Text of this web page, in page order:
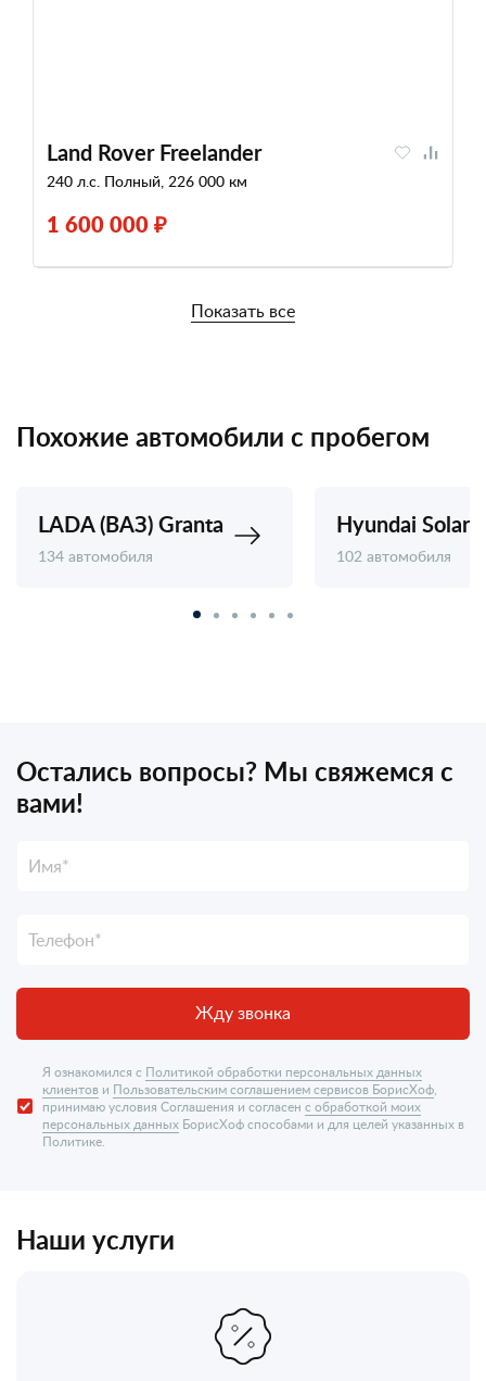
Land Rover Freelander
240 л.с. Полный, 226 000 км
1 600 000 ₽
Показать все
Похожие автомобили с пробегом
LADA (ВАЗ) Granta
134 автомобиля
Hyundai Solaris
102 автомобиля
Остались вопросы? Мы свяжемся с
вами!
Жду звонка
Я ознакомился с Политикой обработки персональных данных
клиентов и Пользовательским соглашением сервисов БорисХоф
принимаю условия Соглашения и согласен с обработкой моих
персональных данных БорисХоф способами и для целей указанных в
Политике.
Наши услуги